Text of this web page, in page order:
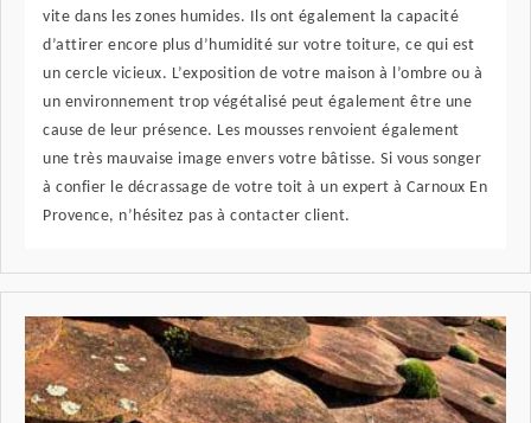
vite dans les zones humides. Ils ont également la capacité
d’attirer encore plus d’humidité sur votre toiture, ce qui est
un cercle vicieux. L’exposition de votre maison à l’ombre ou à
un environnement trop végétalisé peut également être une
cause de leur présence. Les mousses renvoient également
une très mauvaise image envers votre bâtisse. Si vous songer
à confier le décrassage de votre toit à un expert à Carnoux En
Provence, n’hésitez pas à contacter client.